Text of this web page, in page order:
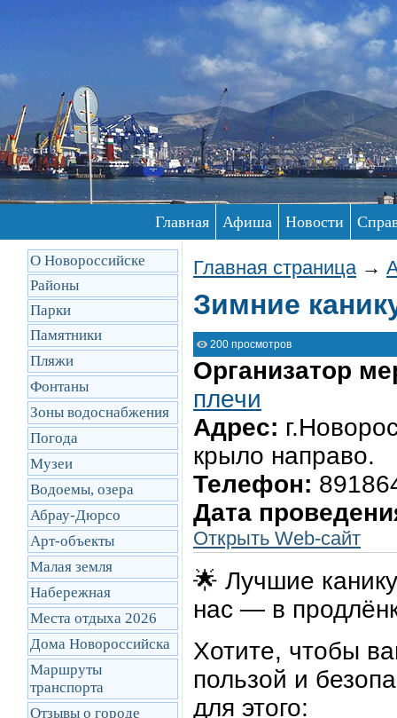
Главная Афиша Новости
О Новороссийске
Районы
Парки
Памятники
Пляжи
Фонтаны
Зоны водоснабжения
Погода
Музеи
Водоемы, озера
Абрау-Дюрсо
Арт-объекты
Малая земля
Набережная
Места отдыха 2026
Дома Новороссийска
Маршруты
транcпорта
Отзывы о городе
Главная страница →
Зимние
200 просмотров
Организатор
плечи
Адрес:
крыло направо.
Телефон:
Дата
Открыть Web-сайт
🌟 Лучшие
нас — в
Хотите, чтобы
пользой и
для этого: